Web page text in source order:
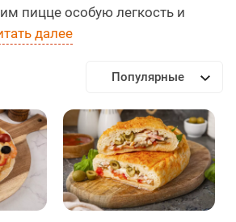
пицце особую легкость и
далее
Популярные